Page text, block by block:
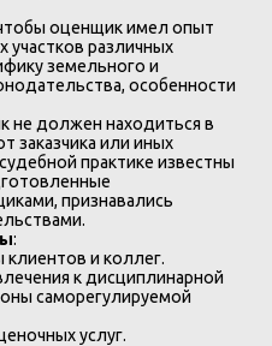
оценщик имел опыт
различных
земельного и
особенности
не должен находиться в
заказчика или иных
практике известны
признавались
:
и коллег.
к дисциплинарной
саморегулируемой
услуг.